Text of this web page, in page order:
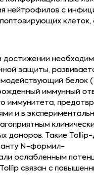
нейтрофилов с
клеток,
защиты,
иммунный
иммунитета,
и в
доноров. Такие
N-формил-
ослабленным
связан с